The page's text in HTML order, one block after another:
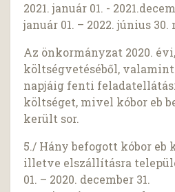
2021. január 01. -
január 01. – 2022. június
Az önkormányzat 2020.
költségvetéséből, valamint
napjáig fenti
költséget, mivel kóbor eb
került sor.
5./ Hány befogott kóbor eb
illetve elszállításra
01. – 2020. december 31.